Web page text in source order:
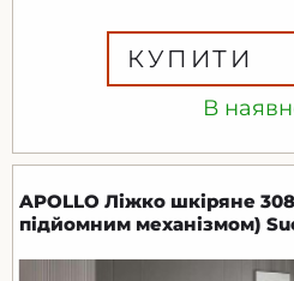
В
КУПИТИ
APOLLO Ліжко шкіряне
підйомним механізмом)